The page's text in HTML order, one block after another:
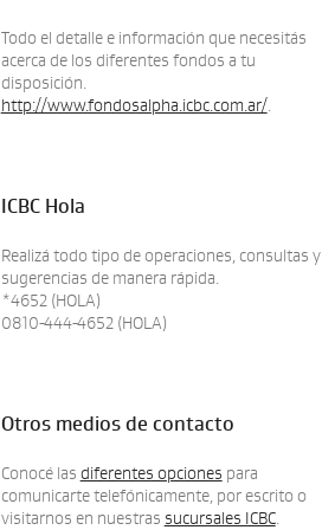
Todo el detalle e información que necesitás
acerca de los diferentes fondos a tu
disposición.
http://www.fondosalpha.icbc.com.ar/
ICBC Hola
Realizá todo tipo de operaciones, consultas y
sugerencias de manera rápida.
*4652 (HOLA)
0810-444-4652 (HOLA)
Otros medios de contacto
Conocé las diferentes opciones para
comunicarte telefónicamente, por escrito o
visitarnos en nuestras sucursales ICBC.